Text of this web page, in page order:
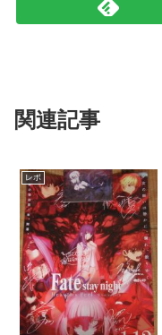
関連記事
レポ